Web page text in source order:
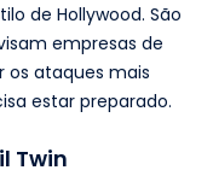
de Hollywood. São
empresas de
os ataques mais
estar preparado.
Twin